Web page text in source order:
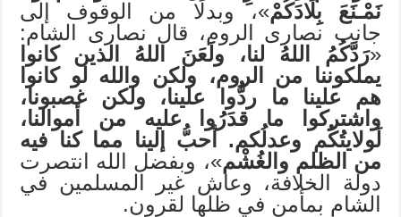
نَمْـنَعَ بِلَادَكُمْ»، وبدلًا من الوقوف إلى
جانب نصارى الروم، قال نصارى الشام:
«رَدَّكُمُ اللهُ لنا، ولَعَنَ اللهُ الذين كانوا
يملكوننا من الروم، ولكن والله لو كانوا
هم علينا ما ردُّوا علينا، ولكن غصبونا،
واشتركوا ما قدَرُوا عليه من أموالنا،
لَولايتُكُم وعدلُكم. أحبُّ إلينا مما كنا فيه
من الظلم والغُشْم»، وبفضل الله انتصرت
دولة الخلافة، وعاش غير المسلمين في
الشام بمأمن في ظلها لقرون.